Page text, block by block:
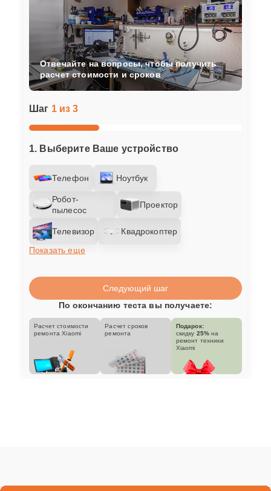
Шаг 1 из 3
1. Выберите Ваше устройство
Телефон Ноутбук
Робот-
пылесос
Проектор
Телевизор
Квадрокоптер
Показать еще
Отвечайте на вопросы, чтобы получить
расчет стоимости и сроков
Следующий шаг
По окончанию теста вы получаете:
Расчет стоимости
ремонта Xiaomi
Расчет сроков
ремонта
Подарок:
скидку 25% на
ремонт техники
Xiaomi